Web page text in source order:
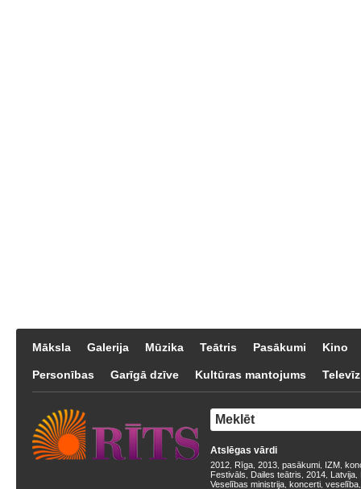
Māksla Galerija Mūzika Teātris Pasākumi Kino
Personības Garīgā dzīve Kultūras mantojums
Atslēgas vārdi
2012 Rīga 2013 pasākumi IZM
Festivāls
Dailes teātris 2014 Latvija
Veselības ministrija koncerti veselība